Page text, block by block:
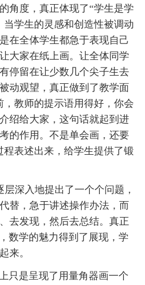
角度，真正体现了“学生是学
当学生的灵感和创造性被调动
在全体学生都急于表现自己
大家在纸上画。让全体同学
停留在让少数几个尖子生去
动观望，真正做到了教学面
，教师的提示语用得好，你会
绍给大家，这句话就起到进
的作用。不是单会画，还要
程表述出来，给学生提供了锻
深入地提出了一个个问题，
替，急于讲述操作办法，而
去发现，然后去总结。真正
数学的魅力得到了展现，学
来。
只是呈现了用量角器画一个